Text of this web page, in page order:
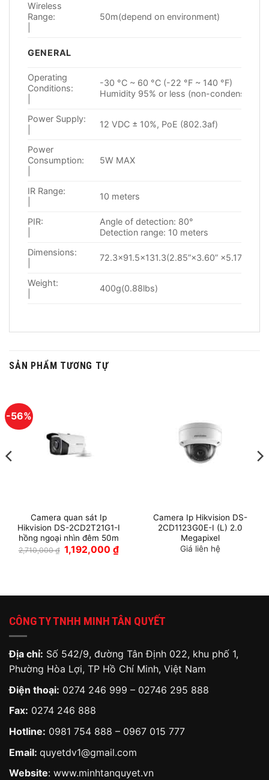
Wireless
Range:
50m(depend on environment)
GENERAL
Operating
Conditions:
-30 °C ~ 60 °C (-22 °F ~ 140 °F)
Humidity 95% or less (non-condensing)
Power Supply:
12 VDC ± 10%, PoE (802.3af)
Power
Consumption:
5W MAX
IR Range:
10 meters
PIR:
Angle of detection: 80°
Detection range: 10 meters
Dimensions:
72.3×91.5×131.3(2.85”×3.60” ×5.17”)
Weight:
400g(0.88lbs)
SẢN PHẨM TƯƠNG TỰ
-56%
Camera quan sát Ip
Hikvision DS-2CD2T21G1-I
hồng ngoại nhìn đêm 50m
2,710,000₫ Giá
gốc
1,192,000₫Giá
Camera Ip Hikvision DS-
2CD1123G0E-I (L) 2.0
Megapixel
Giá liên hệ
CÔNG TY TNHH MINH TÂN QUYẾT
Địa chỉ: Số 542/9, đường Tân Định 022, khu phố 1,
Phường Hòa Lợi, TP Hồ Chí Minh, Việt Nam
Điện thoại: 0274 246 999 – 02746 295 888
Fax: 0274 246 888
Hotline: 0981 754 888 – 0967 015 777
Email: quyetdv1@gmail.com
Website: www.minhtanquyet.vn